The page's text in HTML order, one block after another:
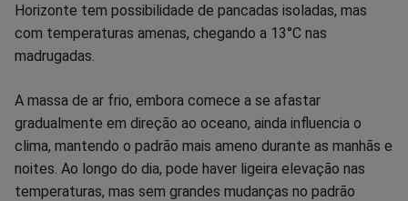
Horizonte tem possibilidade de pancadas isoladas, mas
com temperaturas amenas, chegando a 13°C nas
madrugadas.
A massa de ar frio, embora comece a se afastar
gradualmente em direção ao oceano, ainda influencia o
clima, mantendo o padrão mais ameno durante as manhãs e
noites. Ao longo do dia, pode haver ligeira elevação nas
temperaturas, mas sem grandes mudanças no padrão